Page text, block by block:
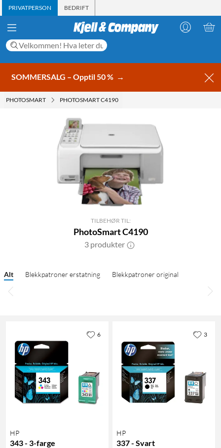
PRIVATPERSON BEDRIFT
SOMMERSALG – Opptil 50 % →
PHOTOSMART PHOTOSMART C4190
TILBEHØR TIL:
PhotoSmart C4190
3 produkter
Alt Blekkpatroner erstatning Blekkpatroner original
HP
343 - 3-farge
6
HP
337 - Svart
3